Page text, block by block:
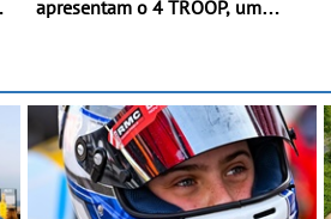
apresentam o 4 TROOP, um